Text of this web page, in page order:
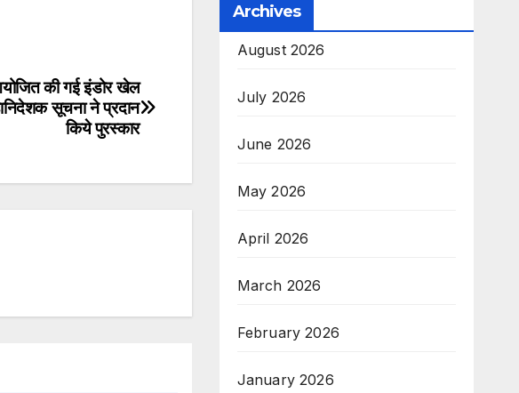
की गई इंडोर खेल
सूचना ने प्रदान
किये पुरस्कार
Archives
August 2026
July 2026
June 2026
May 2026
April 2026
March 2026
February 2026
January 2026